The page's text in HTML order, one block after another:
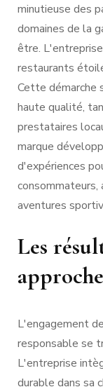
minutieuse des
domaines de la
être.
restaurants
Cette démarche
haute qualité,
prestataires
marque
d'expériences
aventures
Les
L'engagement
responsable se
L'entreprise
durable dans sa